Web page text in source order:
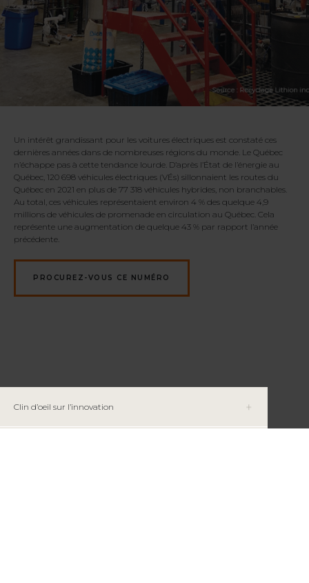
Clin d’oeil sur l’innovation
Un intérêt grandissant pour les voitures électriques est constaté ces
dernières années dans de nombreuses régions du monde. Le Québec
n’échappe pas à cette tendance lourde. D’après l’État de l’énergie au
Québec, 120 698 véhicules électriques (VÉs) sillonnaient les routes du
Québec en 2021 en plus de 77 318 véhicules hybrides, non branchables.
Au total, ces véhicules représentaient environ 4 % des quelque 4,9
millions de véhicules de promenade en circulation au Québec. Cela
représente une augmentation de quelque 43 % par rapport l’année
précédente.
PROCUREZ-VOUS CE NUMÉRO